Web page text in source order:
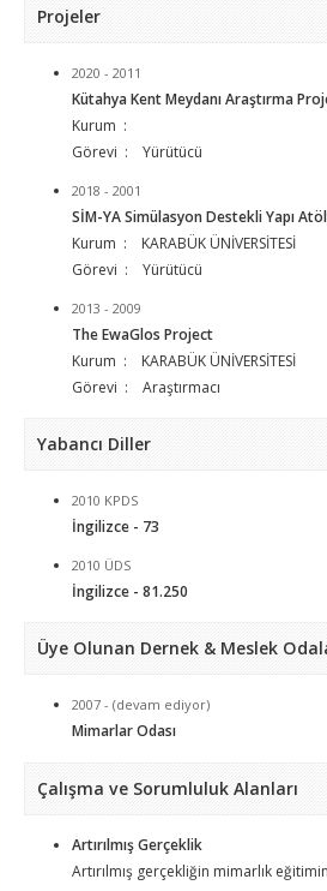
Projeler
2020 - 2011
Kütahya Kent Meydanı Araştırma
Kurum :
Görevi : Yürütücü
2018 - 2001
SİM-YA Simülasyon Destekli Yapı
Kurum : KARABÜK ÜNİVERSİTESİ
Görevi : Yürütücü
2013 - 2009
The EwaGlos Project
Kurum : KARABÜK ÜNİVERSİTESİ
Görevi : Araştırmacı
Yabancı Diller
2010 KPDS
İngilizce - 73
2010 ÜDS
İngilizce - 81.250
Üye Olunan Dernek & Meslek
2007 - (devam ediyor)
Mimarlar Odası
Çalışma ve Sorumluluk Alanları
Artırılmış Gerçeklik
Artırılmış gerçekliğin mimarlık